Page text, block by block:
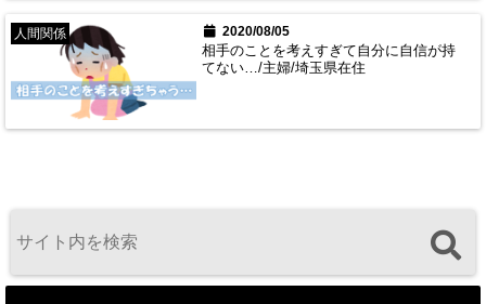
人間関係
2020/08/05
相手のことを考えすぎて自分に自信が持
てない…/主婦/埼玉県在住